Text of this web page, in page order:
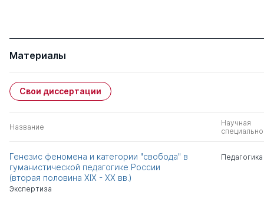
Материалы
Свои диссертации
Название
Научная
Генезис феномена и категории "свобода" в
гуманистической педагогике России
(вторая половина XIX - XX вв.)
Экспертиза
Педагогика